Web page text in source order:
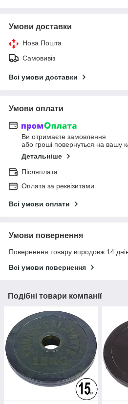
Умови доставки
Нова Пошта
Самовивіз
Всі умови доставки
Умови оплати
Ви отримаєте замовлення
або гроші повернуться на вашу
Детальніше
Післяплата
Оплата за реквізитами
Всі умови оплати
Умови повернення
Повернення товару впродовж 14
Всі умови повернення
Подібні товари компанії